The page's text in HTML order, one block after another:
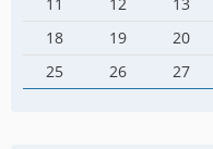
18
19 20
25
26 27